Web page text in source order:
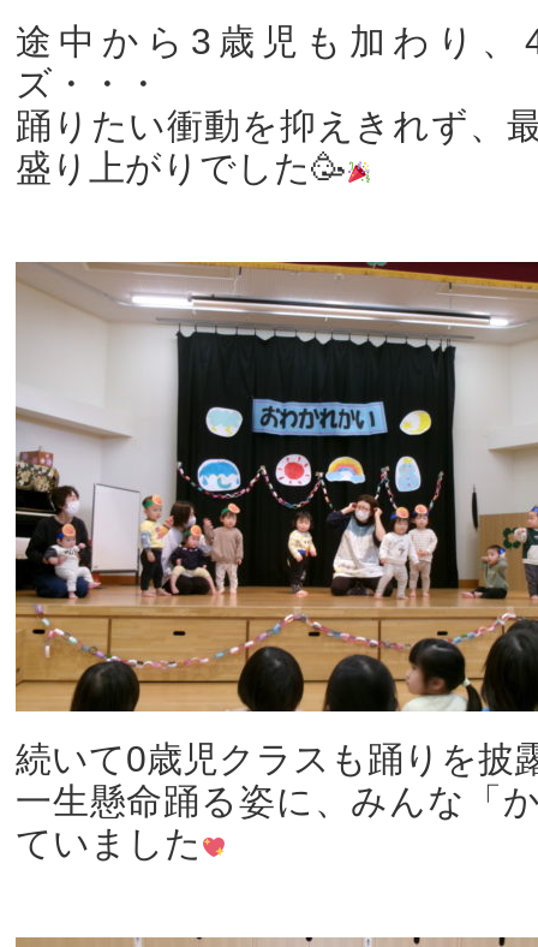
途中から3歳児も加わり
ズ・・・
踊りたい衝動を抑えきれず、
盛り上がりでした🥳
続いて0歳児クラスも踊りを披
一生懸命踊る姿に、みんな「
ていました